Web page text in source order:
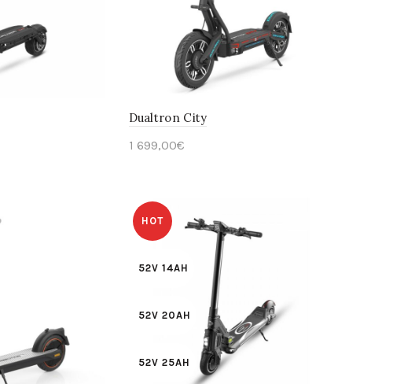
Dualtron City
1 699,00€
HOT
52V 14AH
52V 20AH
52V 25AH